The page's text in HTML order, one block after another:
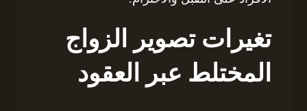
تغيرات تصوير الزواج
المختلط عبر العقود